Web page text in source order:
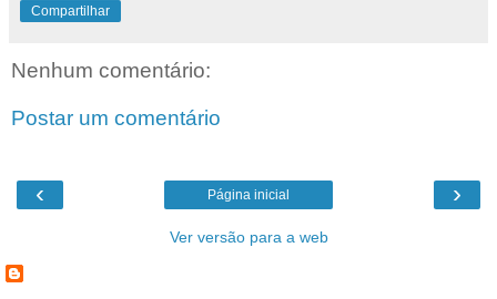
Compartilhar
Nenhum comentário:
Postar um comentário
‹ ›
Página inicial
Ver versão para a web